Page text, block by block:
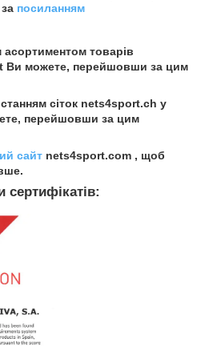
посиланням
товарів
Ви можете, перейшовши за цим
сіток nets4sport.ch у
перейшовши за цим
сайт nets4sport.com , щоб
сертифікатів: